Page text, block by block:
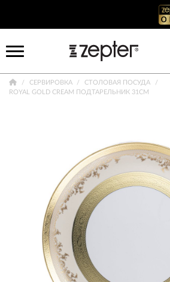
СЕРВИРОВКА
СТОЛОВАЯ ПОСУДА
ROYAL GOLD CREAM ПОДТАРЕЛЬНИК 31СМ